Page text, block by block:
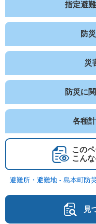
指定避
防
災
防災に
各種
この
こん
避難所・避難地 - 島本町防
見